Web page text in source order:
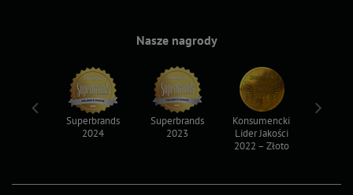
Nasze nagrody
Superbrands
2024
Superbrands
2023
Konsumencki
Lider Jakości
2022 – Złoto